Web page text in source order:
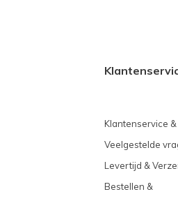
Klantenservice
Veelgestelde
Levertijd &
Bestellen &